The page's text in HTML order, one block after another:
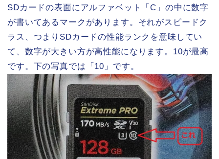
SDカードの表面にアルファベット「C」の中に数字
が書いてあるマークがあります。それがスピードク
ラス、つまりSDカードの性能ランクを意味してい
て、数字が大きい方が高性能になります。10が最高
です。下の写真では「10」です。